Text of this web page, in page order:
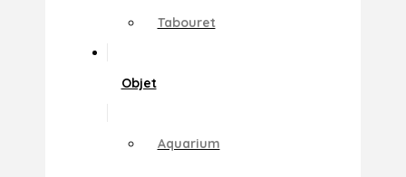
Tabouret
Objet
Aquarium